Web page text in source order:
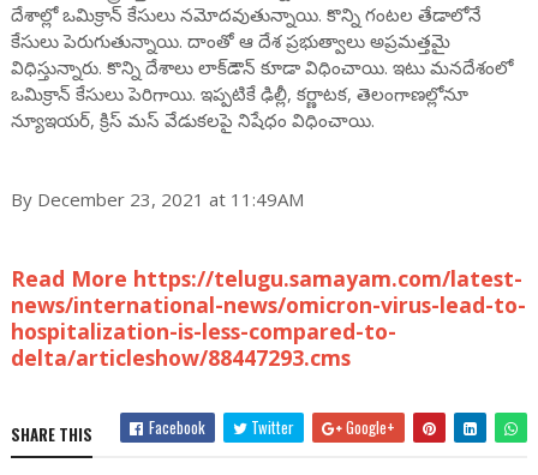
దేశాల్లో ఒమిక్రాన్ కేసులు నమోదవుతున్నాయి. కొన్ని గంటల తేడాలోనే
కేసులు పెరుగుతున్నాయి. దాంతో ఆ దేశ ప్రభుత్వాలు అప్రమత్తమై
విధిస్తున్నారు. కొన్ని దేశాలు లాక్‌డౌన్ కూడా విధించాయి. ఇటు మనదేశంలో
ఒమిక్రాన్ కేసులు పెరిగాయి. ఇప్పటికే ఢిల్లీ, కర్ణాటక, తెలంగాణల్లోనూ
న్యూఇయర్, క్రిస్ మస్ వేడుకలపై నిషేధం విధించాయి.
By December 23, 2021 at 11:49AM
Read More https://telugu.samayam.com/latest-
news/international-news/omicron-virus-lead-to-
hospitalization-is-less-compared-to-
delta/articleshow/88447293.cms
SHARE THIS Facebook Twitter Google+